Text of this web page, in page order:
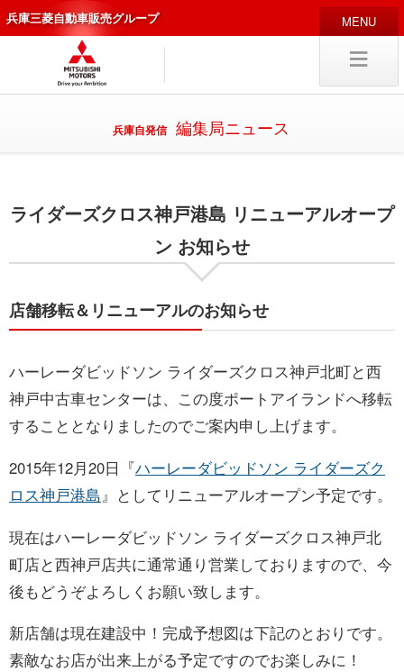
兵庫三菱自動車販売グループ
HOME 販売店
新車 中古車
採用 情報 キャリア採用
お問い合わせ
兵庫自発信 編集局ニュース
ライダーズクロス神戸港島 リニューアルオープ
ン お知らせ
店舗移転＆リニューアルのお知らせ
ハーレーダビッドソン ライダーズクロス神戸北町と西
神戸中古車センターは、この度ポートアイランドへ移転
することとなりましたのでご案内申し上げます。
2015年12月20日『ハーレーダビッドソン ライダーズク
ロス神戸港島 』としてリニューアルオープン予定です。
現在はハーレーダビッドソン ライダーズクロス神戸北
町店と西神戸店共に通常通り営業しておりますので、今
後もどうぞよろしくお願い致します。
新店舗は現在建設中！完成予想図は下記のとおりです。
素敵なお店が出来上がる予定ですのでお楽しみに！